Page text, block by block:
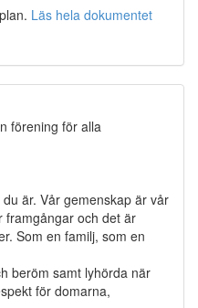
Läs hela dokumentet
förening för alla
är. Vår gemenskap är vår
framgångar och det är
Som en familj, som en
beröm samt lyhörda när
för domarna,